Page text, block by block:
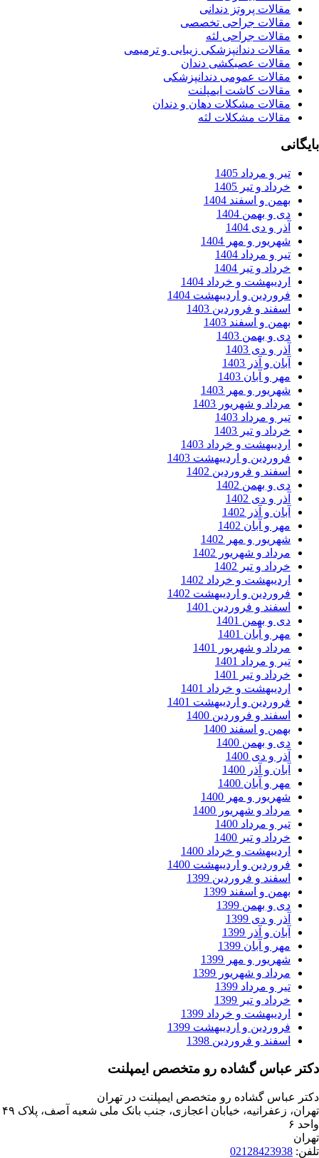
پروتز دندانی
جراحی تخصصی
جراحی لثه
دندانپزشکی زیبایی و ترمیمی
عصبکشی دندان
عمومی دندانپزشکی
کاشت ایمپلنت
مشکلات دهان و دندان
مشکلات لثه
و مرداد 1405
و تیر 1405
و اسفند 1404
و بهمن 1404
و دی 1404
و مهر 1404
و مرداد 1404
و تیر 1404
و خرداد 1404
و اردیبهشت 1404
و فروردین 1403
و اسفند 1403
و بهمن 1403
و دی 1403
و آذر 1403
و آبان 1403
و مهر 1403
و شهریور 1403
و مرداد 1403
و تیر 1403
و خرداد 1403
و اردیبهشت 1403
و فروردین 1402
و بهمن 1402
و دی 1402
و آذر 1402
و آبان 1402
و مهر 1402
و شهریور 1402
و تیر 1402
و خرداد 1402
و اردیبهشت 1402
و فروردین 1401
و بهمن 1401
و آبان 1401
و شهریور 1401
و مرداد 1401
و تیر 1401
و خرداد 1401
و اردیبهشت 1401
و فروردین 1400
و اسفند 1400
و بهمن 1400
و دی 1400
و آذر 1400
و آبان 1400
و مهر 1400
و شهریور 1400
و مرداد 1400
و تیر 1400
و خرداد 1400
و اردیبهشت 1400
و فروردین 1399
و اسفند 1399
و بهمن 1399
و دی 1399
و آذر 1399
و آبان 1399
و مهر 1399
و شهریور 1399
و مرداد 1399
و تیر 1399
و خرداد 1399
و اردیبهشت 1399
و فروردین 1398
گشاده رو متخصص ایمپلنت
گشاده رو متخصص ایمپلنت در تهران
تهران، زعفرانیه، خیابان اعجازی، جنب بانک ملی شعبه آصف، پلاک ۴۹